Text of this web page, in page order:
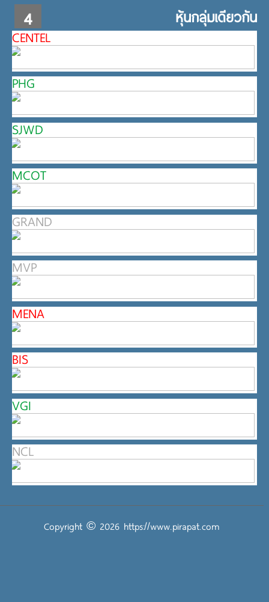
4 หุ้นกลุ่มเดียวกัน
CENTEL
PHG
SJWD
MCOT
GRAND
MVP
MENA
BIS
VGI
NCL
Copyright © 2026 https://www.pirapat.com